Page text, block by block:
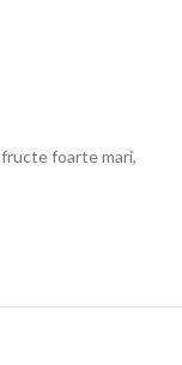
foarte mari,